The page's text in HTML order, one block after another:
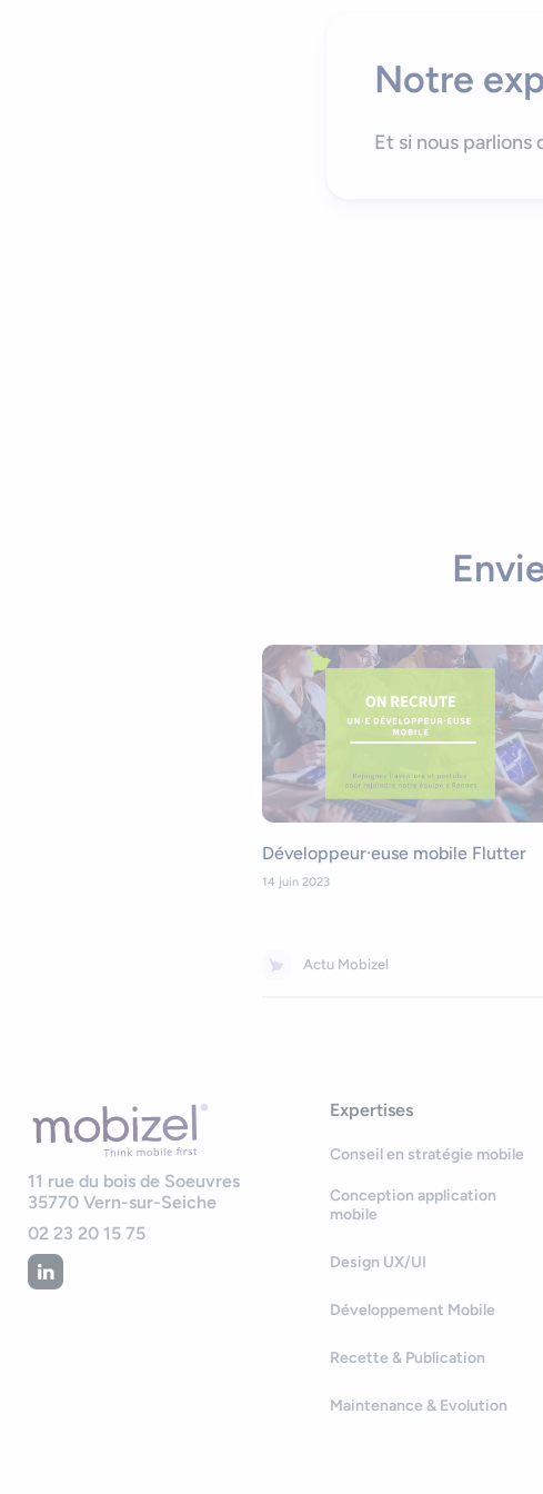
Notre
Et si nous parlions
Développeur·euse mobile Flutter
14 juin 2023
Actu Mobizel
11 rue du bois de Soeuvres
35770 Vern-sur-Seiche
02 23 20 15 75
Expertises
Conseil en stratégie mobile
Conception application
mobile
Design UX/UI
Développement Mobile
Recette & Publication
Maintenance & Evolution